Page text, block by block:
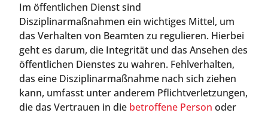
Im öffentlichen Dienst sind
Disziplinarmaßnahmen ein wichtiges Mittel, um
das Verhalten von Beamten zu regulieren. Hierbei
geht es darum, die Integrität und das Ansehen des
öffentlichen Dienstes zu wahren. Fehlverhalten,
das eine Disziplinarmaßnahme nach sich ziehen
kann, umfasst unter anderem Pflichtverletzungen,
die das Vertrauen in die betroffene Person oder